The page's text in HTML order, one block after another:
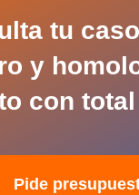
tu
y
con
Pide